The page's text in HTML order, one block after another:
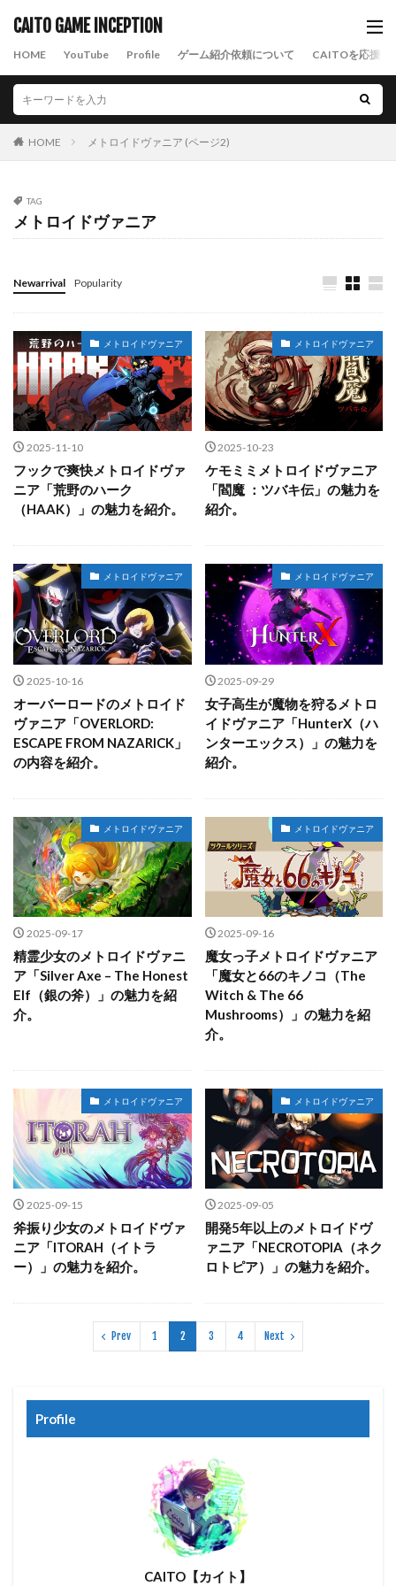
CAITO GAME INCEPTION
HOME YouTube Profile ゲーム紹介依頼について CAITOを応援す
HOME メトロイドヴァニア (ページ2)
TAG
メトロイドヴァニア
Newarrival Popularity
メトロイドヴァニア
2025-11-10
フックで爽快メトロイドヴァ
ニア「荒野のハーク
（HAAK）」の魅力を紹介。
メトロイドヴァニア
2025-10-23
ケモミミメトロイドヴァニア
「閻魔 ：ツバキ伝」の魅力を
紹介。
メトロイドヴァニア
2025-10-16
オーバーロードのメトロイド
ヴァニア「OVERLORD:
ESCAPE FROM NAZARICK」
の内容を紹介。
メトロイドヴァニア
2025-09-29
女子高生が魔物を狩るメトロ
イドヴァニア「HunterX（ハ
ンターエックス）」の魅力を
紹介。
メトロイドヴァニア
2025-09-17
精霊少女のメトロイドヴァニ
ア「Silver Axe – The Honest
Elf（銀の斧）」の魅力を紹
介。
メトロイドヴァニア
2025-09-16
魔女っ子メトロイドヴァニア
「魔女と66のキノコ（The
Witch & The 66
Mushrooms）」の魅力を紹
介。
メトロイドヴァニア
2025-09-15
斧振り少女のメトロイドヴァ
ニア「ITORAH（イトラ
ー）」の魅力を紹介。
メトロイドヴァニア
2025-09-05
開発5年以上のメトロイドヴ
ァニア「NECROTOPIA（ネク
ロトピア）」の魅力を紹介。
Prev 1 2 3 4 Next
Profile
CAITO【カイト】